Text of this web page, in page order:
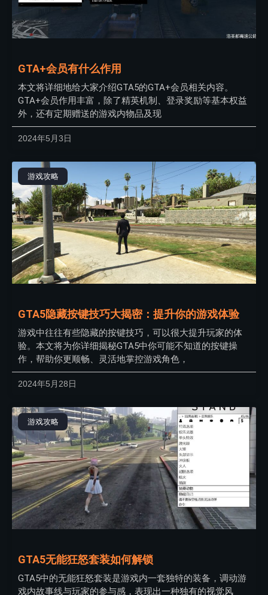
GTA+会员有什么作用
本文将详细地给大家介绍GTA5的GTA+会员相关内容。
GTA+会员作用丰富，除了精英机制、登录奖励等基本权益
外，还有定期赠送的游戏内物品及现
2024年5月3日
游戏攻略
GTA5隐藏按键技巧大揭密：提升你的游戏体验
游戏中往往有些隐藏的按键技巧，可以很大提升玩家的体
验。本文将为你详细揭秘GTA5中你可能不知道的按键操
作，帮助你更顺畅、灵活地掌控游戏角色，
2024年5月28日
游戏攻略
GTA5无能狂怒套装如何解锁
GTA5中的无能狂怒套装是游戏内一套独特的装备，调动游
戏内故事线与玩家的参与感，表现出一种独有的视觉风